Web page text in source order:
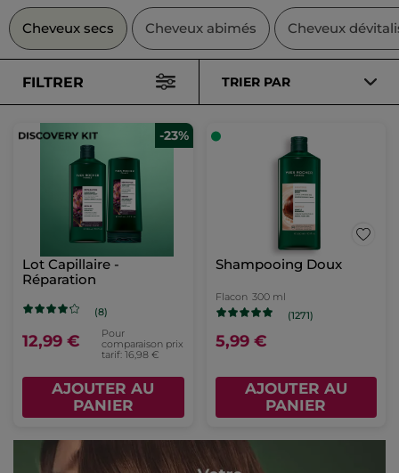
Cheveux secs Cheveux abimés Cheveux
FILTRER TRIER PAR
-23%
Lot Capillaire -
Réparation
(8)
12,99 €
Pour
comparaison prix
tarif: 16,98 €
AJOUTER AU
PANIER
Shampooing Doux
Flacon 300 ml
(1271)
5,99 €
AJOUTER AU
PANIER